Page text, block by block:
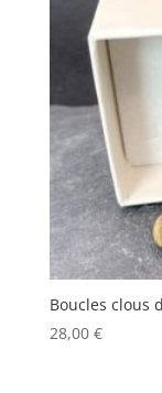
Boucles clous
28,00 €